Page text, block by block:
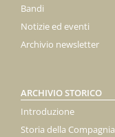
Bandi
Notizie ed eventi
Archivio newsletter
ARCHIVIO STORICO
Introduzione
Storia della Compagnia